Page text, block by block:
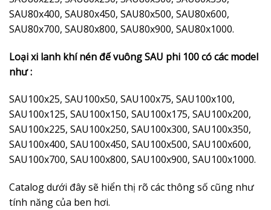
SAU80x400, SAU80x450, SAU80x500, SAU80x600,
SAU80x700, SAU80x800, SAU80x900, SAU80x1000.
Loại xi lanh khí nén đế vuông SAU phi 100 có các model
như :
SAU100x25, SAU100x50, SAU100x75, SAU100x100,
SAU100x125, SAU100x150, SAU100x175, SAU100x200,
SAU100x225, SAU100x250, SAU100x300, SAU100x350,
SAU100x400, SAU100x450, SAU100x500, SAU100x600,
SAU100x700, SAU100x800, SAU100x900, SAU100x1000.
Catalog dưới đây sẽ hiển thị rõ các thông số cũng như
tính năng của ben hơi.